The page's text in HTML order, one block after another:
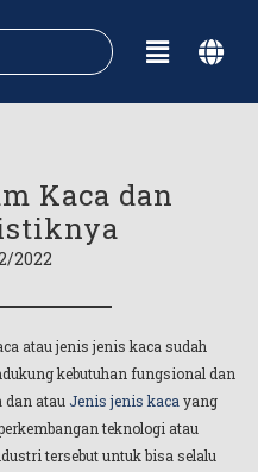
Kaca dan
2022
atau jenis jenis kaca sudah
kebutuhan fungsional dan
dan atau Jenis jenis kaca yang
teknologi atau
tersebut untuk bisa selalu